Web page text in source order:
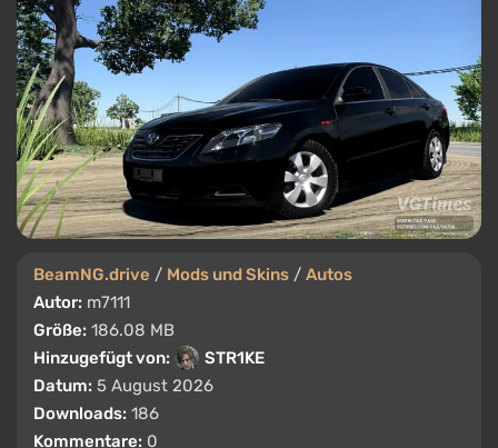
BeamNG.drive / Mods und Skins / Autos
Autor: m7111
Größe: 186.08 MB
Hinzugefügt von:
STR1KE
Datum: 5 August 2026
Downloads: 186
Kommentare: 0